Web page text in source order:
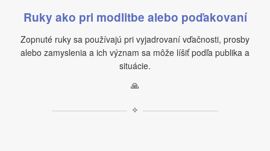
Ruky ako pri modlitbe alebo poďakovaní
Zopnuté ruky sa používajú pri vyjadrovaní vďačnosti, prosby
alebo zamyslenia a ich význam sa môže líšiť podľa publika a
situácie.
🙏
✧